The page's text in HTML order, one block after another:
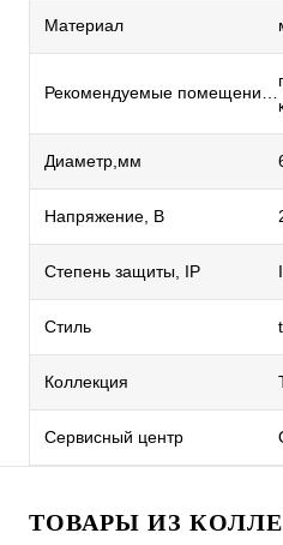
Материал
Диаметр,мм
Напряжение, В
Степень защиты, IP
Стиль
Коллекция
Сервисный центр
ТОВАРЫ ИЗ